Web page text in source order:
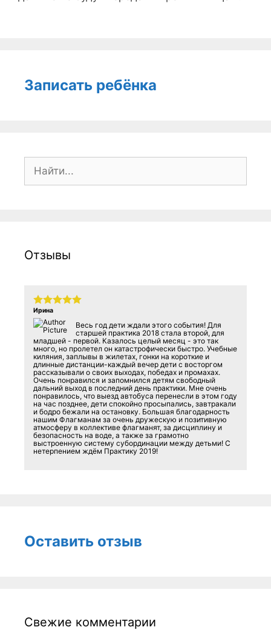
Записать ребёнка
Отзывы
Ирина
Весь год дети ждали этого события! Для
старшей практика 2018 стала второй, для
младшей - первой. Казалось целый месяц - это так
много, но пролетел он катастрофически быстро. Учебные
киляния, заплывы в жилетах, гонки на короткие и
длинные дистанции-каждый вечер дети с восторгом
рассказывали о своих выходах, победах и промахах.
Очень понравился и запомнился детям свободный
дальний выход в последний день практики. Мне очень
понравилось, что выезд автобуса перенесли в этом году
на час позднее, дети спокойно просыпались, завтракали
и бодро бежали на остановку. Большая благодарность
нашим Флагманам за очень дружескую и позитивную
атмосферу в коллективе флагманят, за дисциплину и
безопасность на воде, а также за грамотно
выстроенную систему субординации между детьми! С
нетерпением ждём Практику 2019!
Оставить отзыв
Свежие комментарии